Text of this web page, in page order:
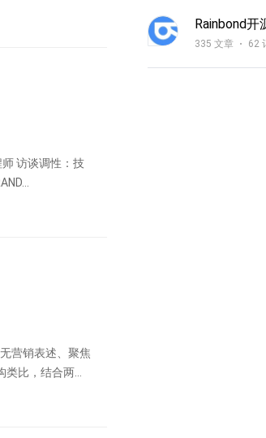
师 访谈调性：技
营销表述、聚焦
比，结合两款
Rainbond开
335 文章 62